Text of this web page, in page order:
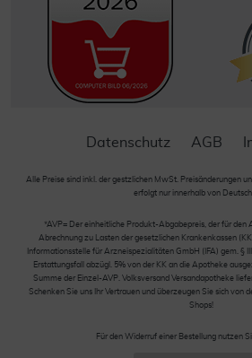
Datenschutz AGB
Alle Preise sind inkl. der gestzlichen MwSt. Preisänderungen
erfolgt nur innerhalb von
*AVP= Der einheitliche Produkt-Abgabepreis, der für den
Abrechnung zu Lasten der gesetzlichen Krankenkassen
Informationsstelle für Arzneispezialitäten GmbH (IFA) gem. §
Erstattungsfall abzügl. 5% von der KK an die Apotheke
Summe der Einzel-AVP. Volksversand Versandapotheke
Schenken Sie uns Ihr Vertrauen und überzeugen Sie sich von
Shops!
Für den Widerruf einer Bestellung nutzen